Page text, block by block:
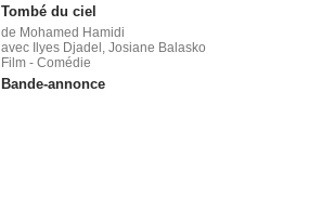
Tombé du ciel
de Mohamed Hamidi
avec Ilyes Djadel, Josiane Balasko
Film - Comédie
Bande-annonce